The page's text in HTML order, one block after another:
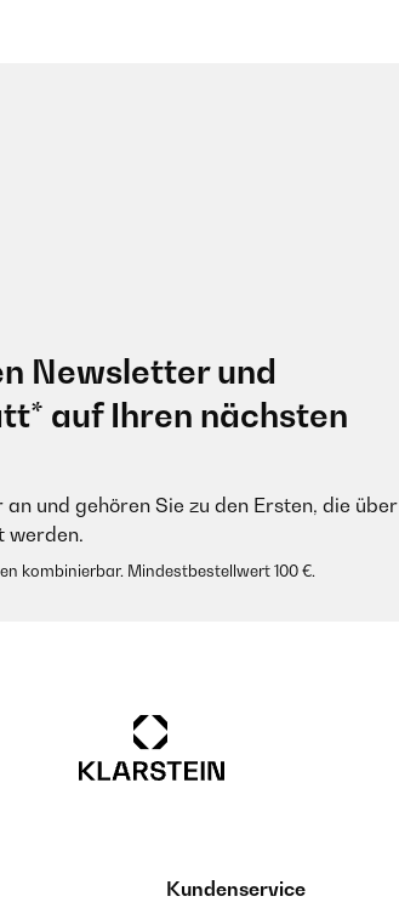
Newsletter und
auf Ihren nächsten
und gehören Sie zu den Ersten, die über
werden.
kombinierbar. Mindestbestellwert 100 €.
Kundenservice